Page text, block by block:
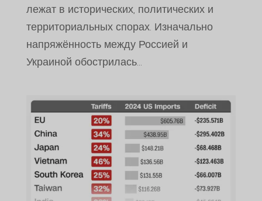
лежат в исторических, политических и
территориальных спорах. Изначально
напряжённость между Россией и
Украиной обострилась...